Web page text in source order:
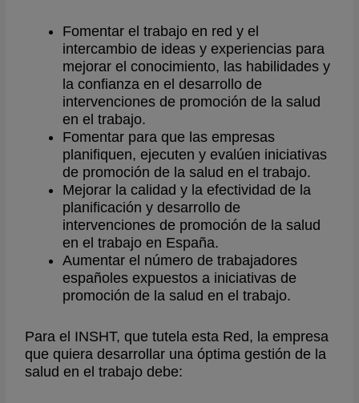
Fomentar el trabajo en red y el
intercambio de ideas y experiencias para
mejorar el conocimiento, las habilidades y
la confianza en el desarrollo de
intervenciones de promoción de la salud
en el trabajo.
Fomentar para que las empresas
planifiquen, ejecuten y evalúen iniciativas
de promoción de la salud en el trabajo.
Mejorar la calidad y la efectividad de la
planificación y desarrollo de
intervenciones de promoción de la salud
en el trabajo en España.
Aumentar el número de trabajadores
españoles expuestos a iniciativas de
promoción de la salud en el trabajo.
Para el INSHT, que tutela esta Red, la empresa
que quiera desarrollar una óptima gestión de la
salud en el trabajo debe: